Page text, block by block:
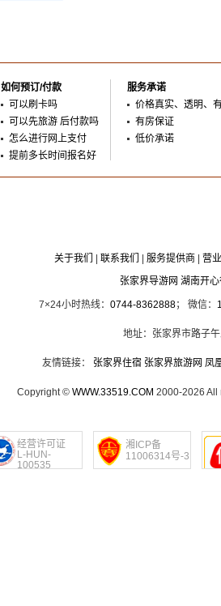
如何预订/付款
可以刷卡吗
可以先旅游 后付款吗
怎么进行网上支付
提前多长时间报名好
服务承诺
价格真实、透明、
有房保证
低价承诺
关于我们 联系我们 服务提供商
营
张家界导游网 湖南开
7×24小时热线： 0744-8362888； 微信：
地址：张家界市路子
友情链接： 张家界住宿 张家界旅游网 凤
Copyright © WWW.33519.COM 2000-2026 All
经营许可证
L-HUN-
100535
湘ICP备
11006314号-3